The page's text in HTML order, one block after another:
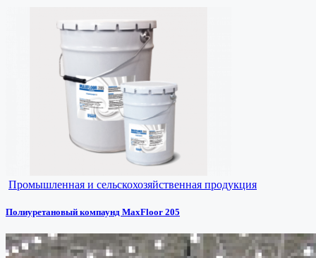
Промышленная и сельскохозяйственная продукция
Полиуретановый компаунд MaxFloor 205